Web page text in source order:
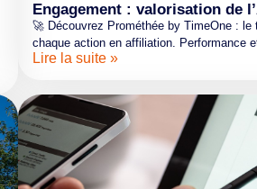
Engagement : valorisation de
🚀 Découvrez Prométhée by TimeOne :
chaque action en affiliation. Performance
Lire la suite »